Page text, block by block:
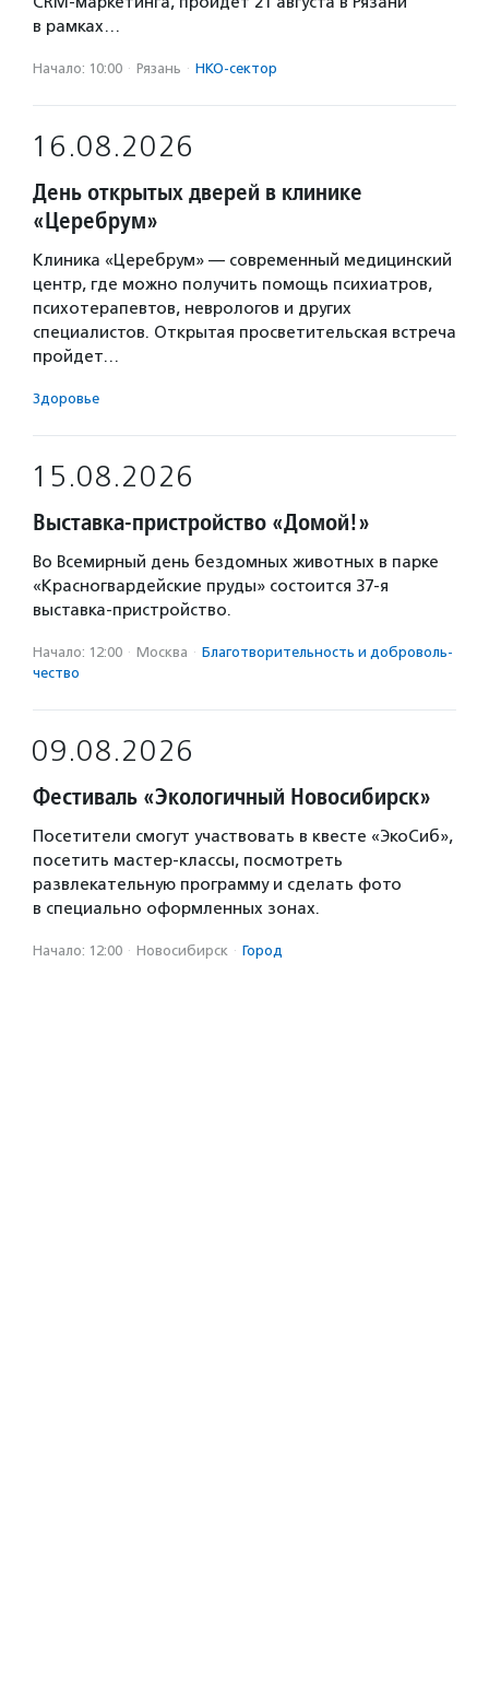
в рамках…
Начало: 10:00 · Рязань · НКО-сектор
16.08.2026
День открытых дверей в клинике
«Церебрум»
Клиника «Церебрум» — современный медицинский
центр, где можно получить помощь психиатров,
психотерапевтов, неврологов и других
специалистов. Открытая просветительская встреча
пройдет…
Здоровье
15.08.2026
Выставка-пристройство «Домой!»
Во Всемирный день бездомных животных в парке
«Красногвардейские пруды» состоится 37-я
выставка-пристройство.
Начало: 12:00 · Москва · Благотвори­тель­ность и доброволь­
чест­во
09.08.2026
Фестиваль «Экологичный Новосибирск»
Посетители смогут участвовать в квесте «ЭкоСиб»,
посетить мастер-классы, посмотреть
развлекательную программу и сделать фото
в специально оформленных зонах.
Начало: 12:00 · Новосибирск · Город